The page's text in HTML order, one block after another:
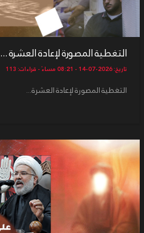
التغطية المصورة لإعادة العشرة ...
تاريخ: 2026-07-14 - 08:21 مساءً - قراءات: 113
التغطية المصورة لإعادة العشرة...